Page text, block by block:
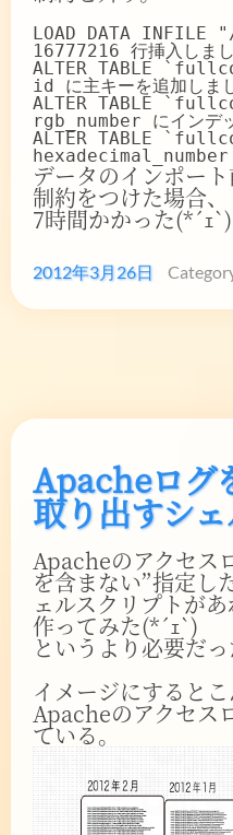
LOAD DATA
ALTER TABLE
ALTER TABLE
ALTER TABLE
データのインポー
制約をつけた場合、
7時間かかった(*´ｪ`)
2012年3月26日
Apacheログ
取り出すシ
Apacheのアクセス
を含まない”指定し
ェルスクリプトが
作ってみた(*´ｪ`)
というより必要だ
イメージにすると
Apacheのアクセス
ている。